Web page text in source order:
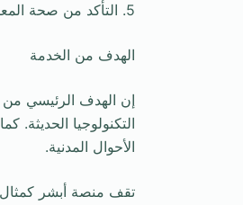
5. التأكد من صحة المعلومات المقدمة قبل إتمام خطوات الخدمة.
الهدف من الخدمة
إن الهدف الرئيسي من
التكنولوجيا
الأحوال المدنية.
تقف منصة أبشر